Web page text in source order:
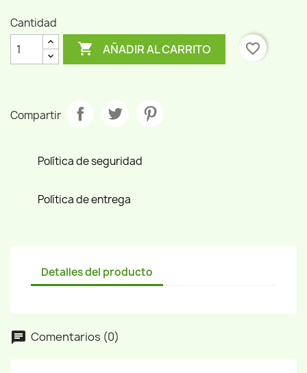
Cantidad
 AÑADIR AL CARRITO favorite_border
Compartir
Política de seguridad
Política de entrega
Detalles del producto
Comentarios (0)